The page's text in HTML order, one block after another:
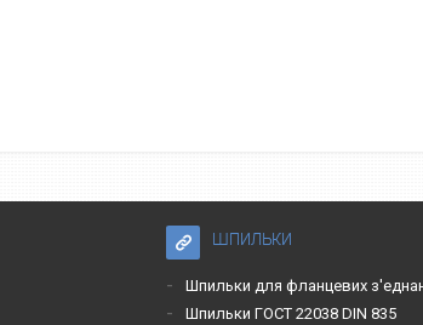
ШПИЛЬКИ
Шпильки для фланцевих
Шпильки ГОСТ 22038 DIN 835